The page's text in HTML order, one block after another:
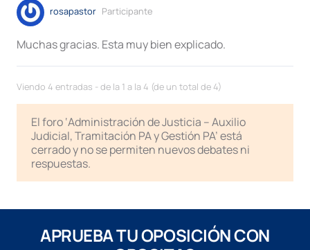
rosapastor Participante
Muchas gracias. Esta muy bien explicado.
Viendo 4 entradas - de la 1 a la 4 (de un total de 4)
El foro ‘Administración de Justicia – Auxilio
Judicial, Tramitación PA y Gestión PA’ está
cerrado y no se permiten nuevos debates ni
respuestas.
APRUEBA TU OPOSICIÓN CON